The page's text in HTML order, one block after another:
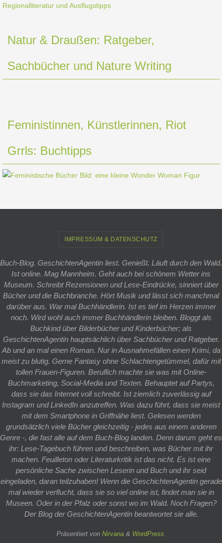
Natur & Draußen: Ratgeber,
Sachbücher und Nature Writing
Feministinnen, Künstlerinnen, Riot
Grrls: Buchtipps
IMPRESSUM & DATENSCHUTZ
Buch-Blog. GeschichtenAgentin liest. Genießt. Läuft durch den Wald.
Ist online. Mag Mannheim. Geht auch bei schönem Wetter ins
Museum. Schreibt Rezensionen und Lese-Eindrücke, sinniert über
Bücher und die Buchbranche. Hört Musik und lässt sich manchmal
darüber aus. War mal Buchhändlerin. Ist es tief im Herzen immer
noch. Wird wohl auch immer Buchhändlerin bleiben. Bloggt als
Buchkind über Bilderbücher und Kinderbücher; als
GeschichtenAgentin hauptsächlich über Sachbücher und Ratgeber.
Ab und an mal einen Roman. Nur in Ausnahmefällen einen Krimi, da
meist zu blutig. Gerne Fantasy ohne Schlachtengetümmel, dafür mit
tollen Frauen-Figuren. Beruflich machte sie was mit Online-
Buchmarketing, Social-Media und Texten. Behauptet auf Partys,
dass sie das Internet voll schreibt. Ist ziemlich zuverlässig auf
Instagram und LinkedIn anzutreffen. Was dazu führt, dass sie meist
mit dem Smartphone in Griffnähe liest. Gelesen werden
grundsätzlich viele Bücher gleichzeitig - jedes aus einem anderen
Genre -, die fast alle auf dem Buch-Blog landen. Denn darum geht es
ihr: Lese-Tagebuch führen und beschreiben, was Bücher mit ihr
machen. Feuilleton oder Literaturkritik ist das nicht. Es ist eine
persönliche Sache zwischen Leserin und Buch und ihr seid
eingeladen, daran teilzuhaben! Wenn die GeschichtenAgentin gerade
mal wieder verflucht, dass sie so viel online ist, findet man sie in
Museen. Oder in der Pfalz oder sonst wo im Wald. Noch Fragen?
Der Blog der GeschichtenAgentin beantwortet sie alle.
Präsentiert von Nirvana& WordPress.